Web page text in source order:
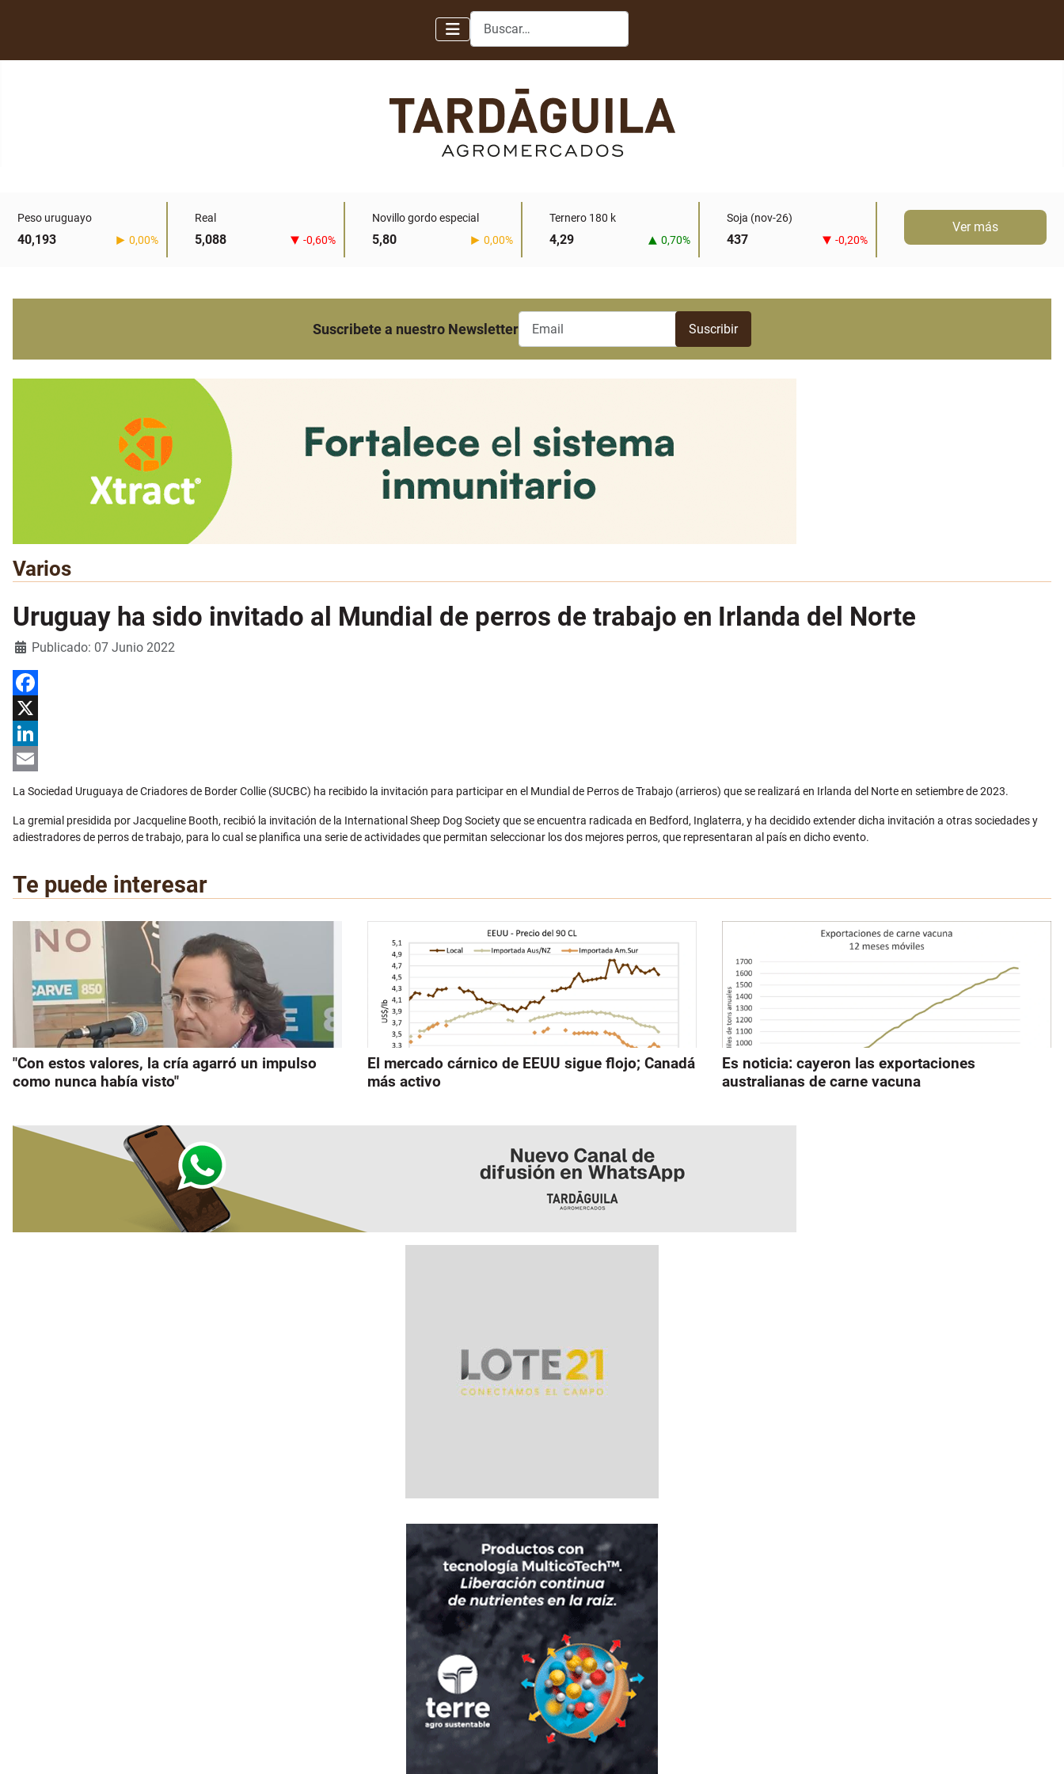
Buscar
Peso uruguayo
40,193 0,00%
Real
5,088 -0,60%
Novillo gordo especial
5,80 0,00%
Ternero 180 k
4,29 0,70%
Soja (nov-26)
437 -0,20%
Ver más
Suscribete a nuestro Newsletter
Varios
Uruguay ha sido invitado al Mundial de perros de trabajo en Irlanda del Norte
Detalles
Publicado: 07 Junio 2022
Facebook
X
LinkedIn
La Sociedad Uruguaya de Criadores de Border Collie (SUCBC) ha recibido la invitación para participar en el Mundial de Perros de Trabajo (arrieros) que se realizará en Irlanda del Norte en setiembre de 2023.
La gremial presidida por Jacqueline Booth, recibió la invitación de la International Sheep Dog Society que se encuentra radicada en Bedford, Inglaterra, y ha decidido extender dicha invitación a otras sociedades y
adiestradores de perros de trabajo, para lo cual se planifica una serie de actividades que permitan seleccionar los dos mejores perros, que representaran al país en dicho evento.
Te puede interesar
"Con estos valores, la cría agarró un impulso
como nunca había visto"
El mercado cárnico de EEUU sigue flojo; Canadá
más activo
Es noticia: cayeron las exportaciones
australianas de carne vacuna